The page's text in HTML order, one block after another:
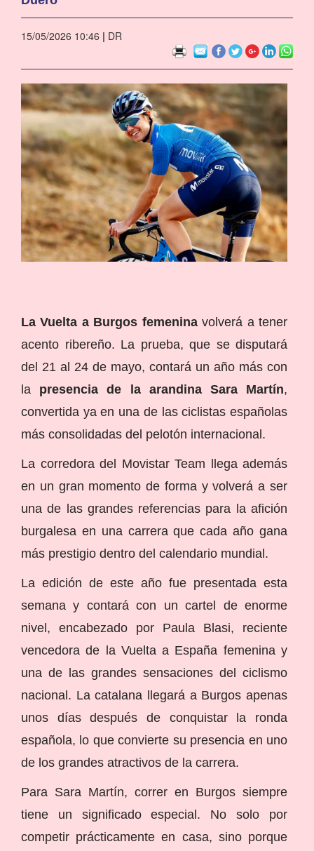
15/05/2026 10:46 | DR
La Vuelta a Burgos femeninavolverá a tener
acento ribereño. La prueba, que se disputará
del 21 al 24 de mayo, contará un año más con
la presencia de la arandina Sara Martín,
convertida ya en una de las ciclistas españolas
más consolidadas del pelotón internacional.
La corredora del Movistar Team llega además
en un gran momento de forma y volverá a ser
una de las grandes referencias para la afición
burgalesa en una carrera que cada año gana
más prestigio dentro del calendario mundial.
La edición de este año fue presentada esta
semana y contará con un cartel de enorme
nivel, encabezado por Paula Blasi, reciente
vencedora de la Vuelta a España femenina y
una de las grandes sensaciones del ciclismo
nacional. La catalana llegará a Burgos apenas
unos días después de conquistar la ronda
española, lo que convierte su presencia en uno
de los grandes atractivos de la carrera.
Para Sara Martín, correr en Burgos siempre
tiene un significado especial. No solo por
competir prácticamente en casa, sino porque